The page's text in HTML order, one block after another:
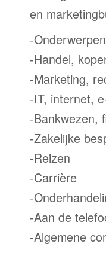
en
-
-Handel,
-Marketing,
-IT, internet,
-Bankwezen,
-Zakelijke
-Reizen
-Carrière
-
-Aan de
-Algemene